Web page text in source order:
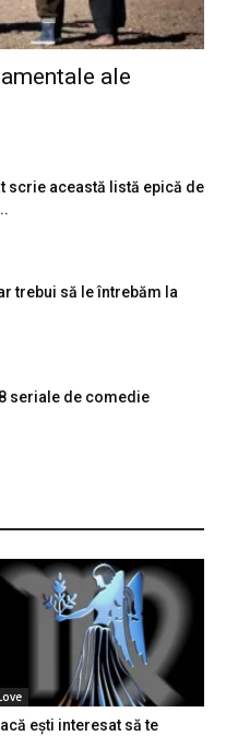
ale
scrie această listă epică de
trebui să le întrebăm la
seriale de comedie
ești interesat să te